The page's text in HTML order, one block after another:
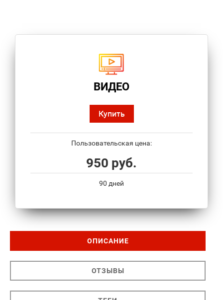
ВИДЕО
Купить
Пользовательская цена:
950 руб.
90 дней
ОПИСАНИЕ
ОТЗЫВЫ